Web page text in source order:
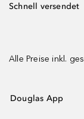
Schnell versendet
Alle Preise inkl.
Douglas App